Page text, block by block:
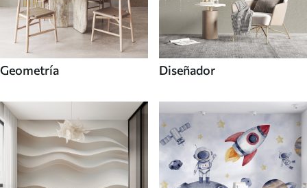
Geometría Diseñador